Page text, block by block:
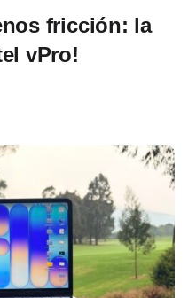
fricción: la
vPro!